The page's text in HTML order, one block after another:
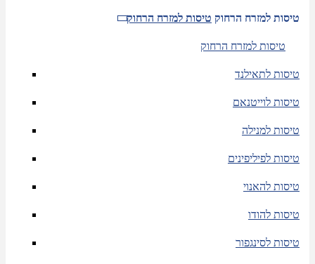
טיסות למזרח הרחוק טיסות למזרח הרחוק
טיסות למזרח הרחוק
טיסות לתאילנד
טיסות לוייטנאם
טיסות למנילה
טיסות לפיליפינים
טיסות להאנוי
טיסות להודו
טיסות לסינגפור